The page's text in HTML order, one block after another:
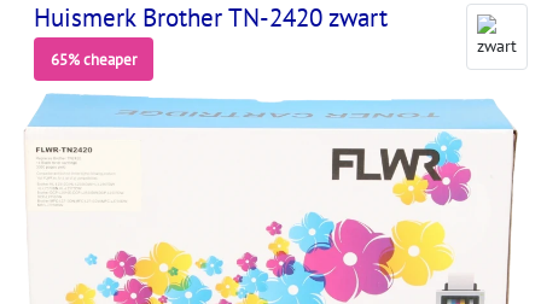
Huismerk Brother TN-2420 zwart
65% cheaper